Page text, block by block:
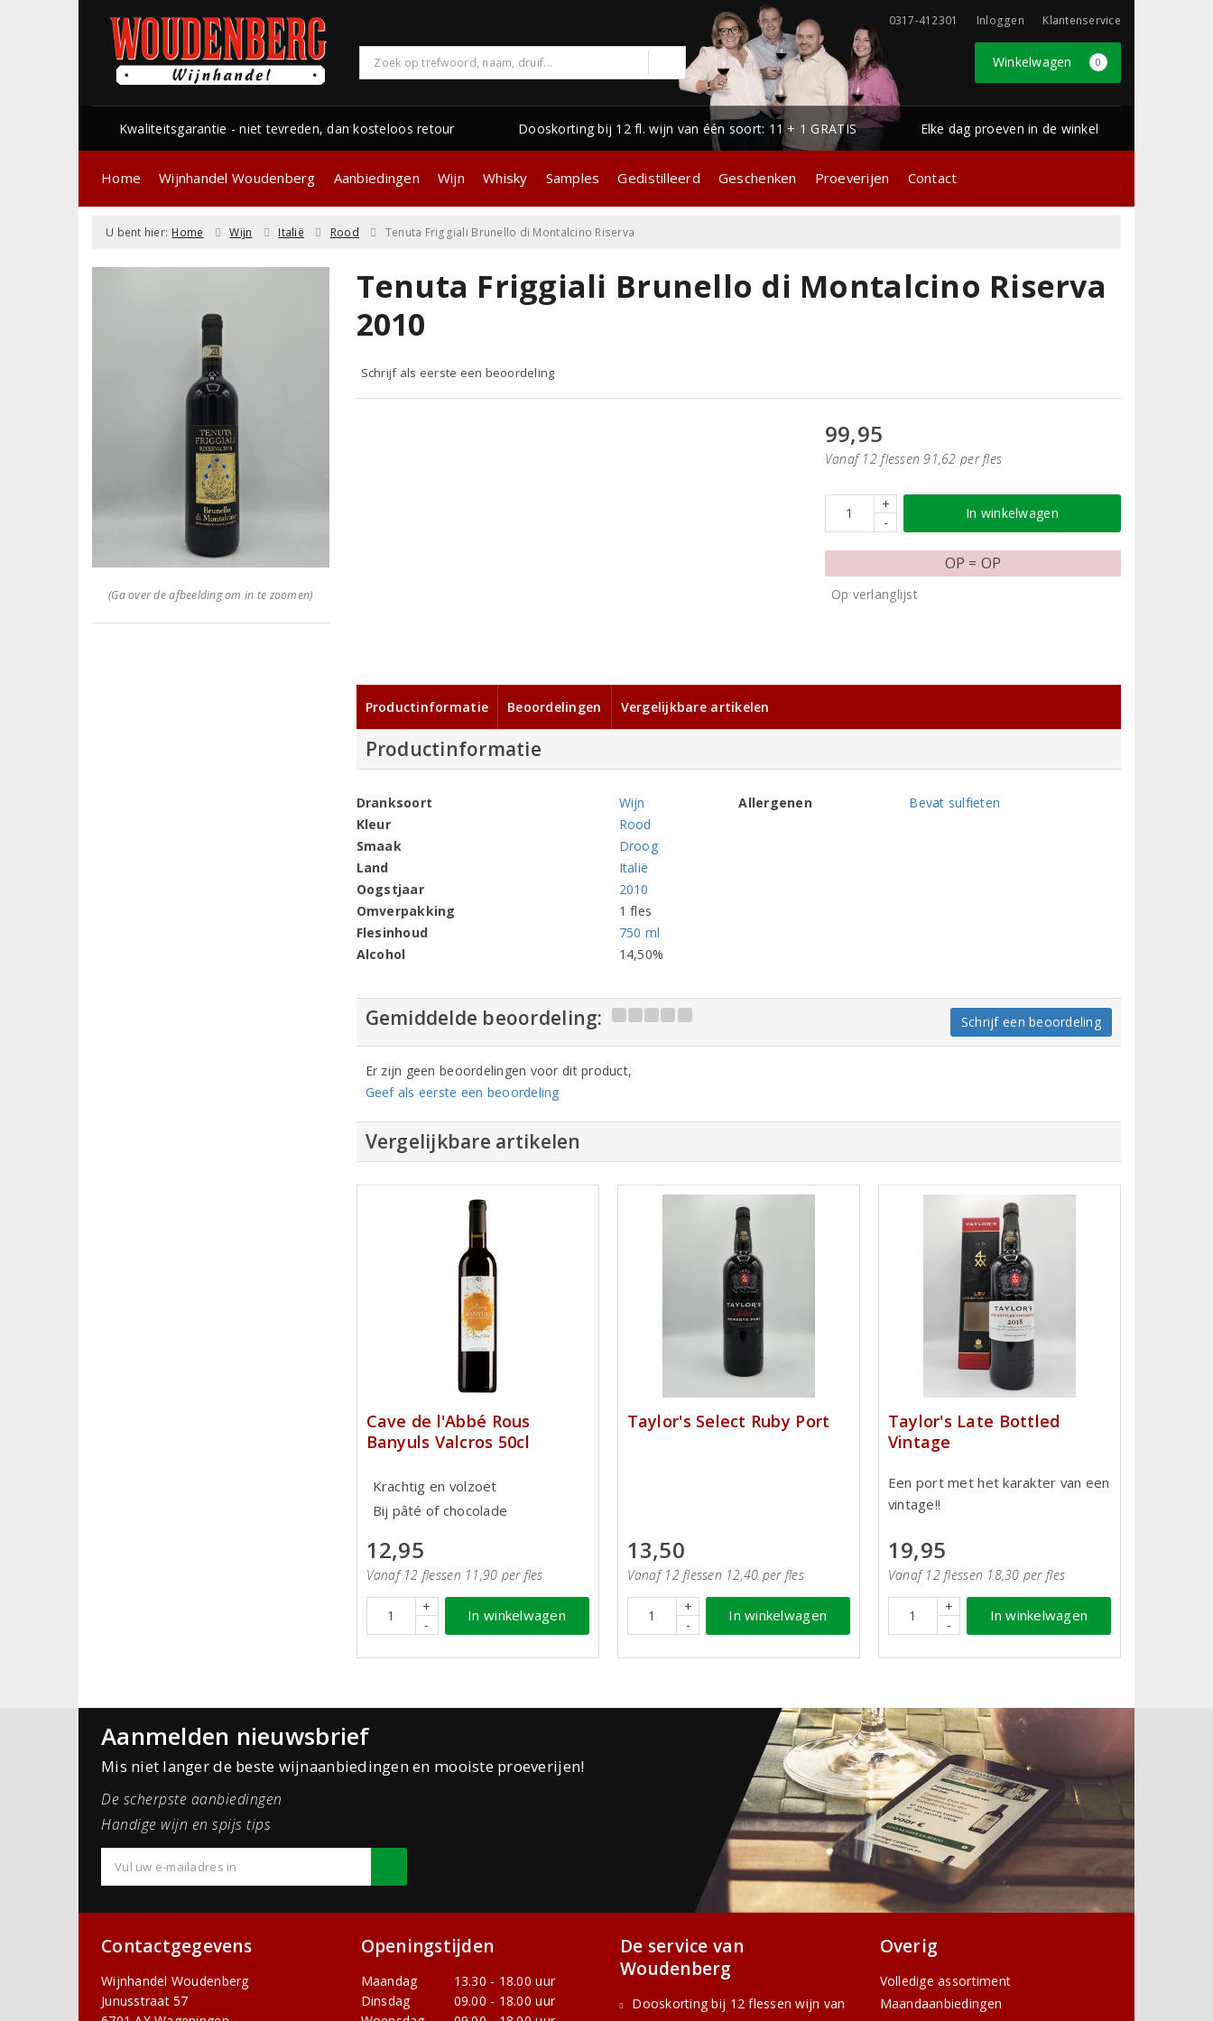
0317-412301 Inloggen Klantenservice
Winkelwagen 0
Kwaliteitsgarantie - niet tevreden, dan kosteloos retour Dooskorting bij 12 fl. wijn van één soort: 11 + 1 GRATIS Elke dag proeven in de winkel
Home Wijnhandel Woudenberg Aanbiedingen Wijn Whisky Samples Gedistilleerd Geschenken Proeverijen Contact
U bent hier: Home Wijn Italië Rood Tenuta Friggiali Brunello di Montalcino Riserva
(Ga over de afbeelding om in te zoomen)
Tenuta Friggiali Brunello di Montalcino Riserva
2010
Schrijf als eerste een beoordeling
99,95
Vanaf 12 flessen 91,62 per fles
+
-
In winkelwagen
OP = OP
Op verlanglijst
Productinformatie Beoordelingen Vergelijkbare artikelen
Productinformatie
Dranksoort
Wijn
Kleur
Rood
Smaak
Droog
Land
Italië
Oogstjaar
2010
Omverpakking
1 fles
Flesinhoud
750 ml
Alcohol
14,50%
Allergenen Bevat sulfieten
Gemiddelde beoordeling: Schrijf een beoordeling
Er zijn geen beoordelingen voor dit product,
Geef als eerste een beoordeling
Vergelijkbare artikelen
Cave de l'Abbé Rous
Banyuls Valcros 50cl
Krachtig en volzoet
Bij pâté of chocolade
12,95
Vanaf 12 flessen 11,90 per fles
+
-
In winkelwagen
Taylor's Select Ruby Port
13,50
Vanaf 12 flessen 12,40 per fles
+
-
In winkelwagen
Taylor's Late Bottled
Vintage
Een port met het karakter van een
vintage!!
19,95
Vanaf 12 flessen 18,30 per fles
+
-
In winkelwagen
Aanmelden nieuwsbrief
Mis niet langer de beste wijnaanbiedingen en mooiste proeverijen!
De scherpste aanbiedingen
Handige wijn en spijs tips
Contactgegevens
Wijnhandel Woudenberg
Junusstraat 57
Openingstijden
Maandag
13.30 - 18.00 uur
Dinsdag
09.00 - 18.00 uur
De service van
Woudenberg
Dooskorting bij 12 flessen wijn van
Overig
Volledige assortiment
Maandaanbiedingen